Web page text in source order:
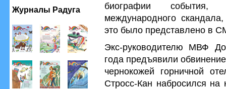
Журналы Радуга
биографии
международного
это было представлено в
Экс-руководителю МВФ
года предъявили
чернокожей горничной
Стросс-Кан набросился